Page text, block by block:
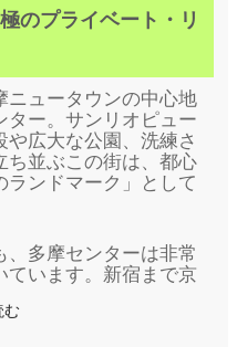
のプライベート・リ
ニュータウンの中心地
ター。サンリオピュー
や広大な公園、洗練さ
ち並ぶこの街は、都心
ランドマーク」として
、多摩センターは非常
ています。新宿まで京
「圧倒的なゆとり」と
む